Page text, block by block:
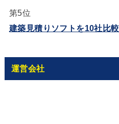
第5位
建築見積りソフトを10社比
運営会社